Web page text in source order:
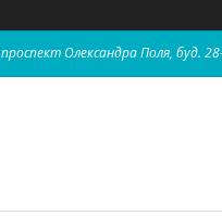
проспект Олександра Поля, буд.